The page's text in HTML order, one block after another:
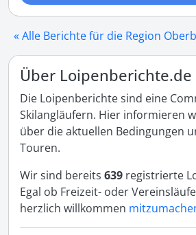
« Alle Berichte für die Region
Über Loipenberichte.de
Die Loipenberichte sind eine
Skilangläufern. Hier informieren
über die aktuellen Bedingungen
Touren.
Wir sind bereits 639 registrierte
Egal ob Freizeit- oder
herzlich willkommen